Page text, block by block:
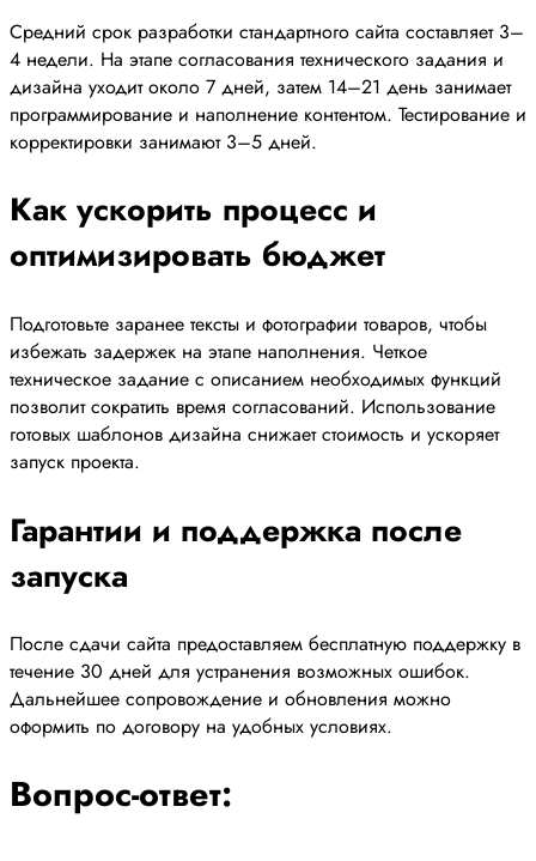
Средний срок разработки стандартного сайта составляет 3–
4 недели. На этапе согласования технического задания и
дизайна уходит около 7 дней, затем 14–21 день занимает
программирование и наполнение контентом. Тестирование и
корректировки занимают 3–5 дней.
Как ускорить процесс и
оптимизировать бюджет
Подготовьте заранее тексты и фотографии товаров, чтобы
избежать задержек на этапе наполнения. Четкое
техническое задание с описанием необходимых функций
позволит сократить время согласований. Использование
готовых шаблонов дизайна снижает стоимость и ускоряет
запуск проекта.
Гарантии и поддержка после
запуска
После сдачи сайта предоставляем бесплатную поддержку в
течение 30 дней для устранения возможных ошибок.
Дальнейшее сопровождение и обновления можно
оформить по договору на удобных условиях.
Вопрос-ответ: